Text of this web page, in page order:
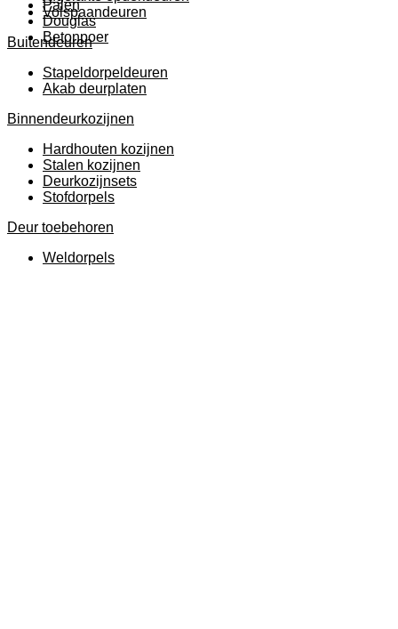
Palen
Douglas
Betonpoer
Volspaandeuren
Buitendeuren
Stapeldorpeldeuren
Akab deurplaten
Binnendeurkozijnen
Hardhouten kozijnen
Stalen kozijnen
Deurkozijnsets
Stofdorpels
Deur toebehoren
Weldorpels